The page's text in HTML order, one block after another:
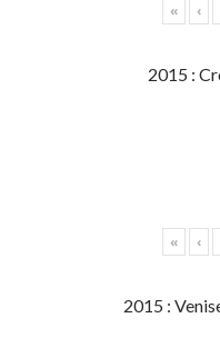
« ‹
2015 :
« ‹
2015 :